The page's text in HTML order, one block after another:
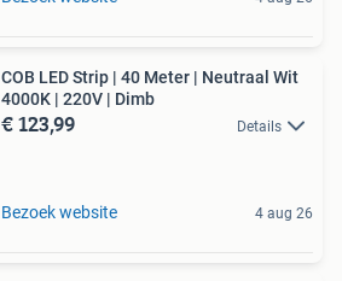
COB LED Strip | 40 Meter | Neutraal Wit
4000K | 220V | Dimb
€ 123,99 Details
Bezoek website 4 aug 26